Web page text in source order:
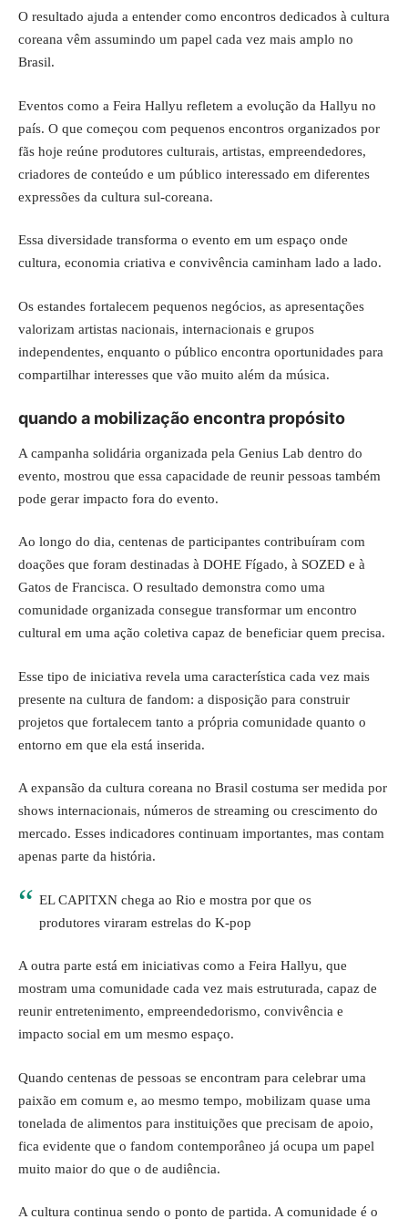
O resultado ajuda a entender como encontros dedicados à cultura
coreana vêm assumindo um papel cada vez mais amplo no
Brasil.
Eventos como a Feira Hallyu refletem a evolução da Hallyu no
país. O que começou com pequenos encontros organizados por
fãs hoje reúne produtores culturais, artistas, empreendedores,
criadores de conteúdo e um público interessado em diferentes
expressões da cultura sul-coreana.
Essa diversidade transforma o evento em um espaço onde
cultura, economia criativa e convivência caminham lado a lado.
Os estandes fortalecem pequenos negócios, as apresentações
valorizam artistas nacionais, internacionais e grupos
independentes, enquanto o público encontra oportunidades para
compartilhar interesses que vão muito além da música.
quando a mobilização encontra propósito
A campanha solidária organizada pela Genius Lab dentro do
evento, mostrou que essa capacidade de reunir pessoas também
pode gerar impacto fora do evento.
Ao longo do dia, centenas de participantes contribuíram com
doações que foram destinadas à DOHE Fígado, à SOZED e à
Gatos de Francisca. O resultado demonstra como uma
comunidade organizada consegue transformar um encontro
cultural em uma ação coletiva capaz de beneficiar quem precisa.
Esse tipo de iniciativa revela uma característica cada vez mais
presente na cultura de fandom: a disposição para construir
projetos que fortalecem tanto a própria comunidade quanto o
entorno em que ela está inserida.
A expansão da cultura coreana no Brasil costuma ser medida por
shows internacionais, números de streaming ou crescimento do
mercado. Esses indicadores continuam importantes, mas contam
apenas parte da história.
EL CAPITXN chega ao Rio e mostra por que os
produtores viraram estrelas do K-pop
A outra parte está em iniciativas como a Feira Hallyu, que
mostram uma comunidade cada vez mais estruturada, capaz de
reunir entretenimento, empreendedorismo, convivência e
impacto social em um mesmo espaço.
Quando centenas de pessoas se encontram para celebrar uma
paixão em comum e, ao mesmo tempo, mobilizam quase uma
tonelada de alimentos para instituições que precisam de apoio,
fica evidente que o fandom contemporâneo já ocupa um papel
muito maior do que o de audiência.
A cultura continua sendo o ponto de partida. A comunidade é o